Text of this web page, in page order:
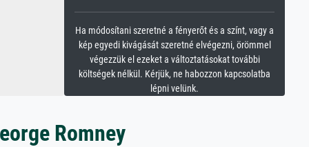
Ha módosítani szeretné a fényerőt és a színt, vagy a
kép egyedi kivágását szeretné elvégezni, örömmel
végezzük el ezeket a változtatásokat további
költségek nélkül. Kérjük, ne habozzon kapcsolatba
lépni velünk.
Romney